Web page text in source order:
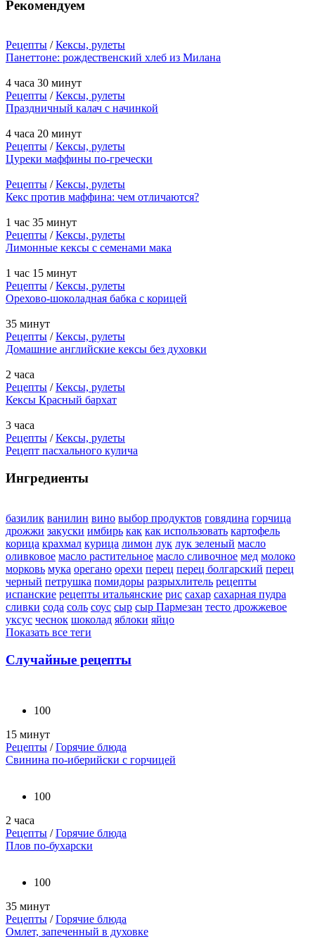
Рекомендуем
Рецепты /Кексы, рулеты
Панеттоне: рождественский хлеб из Милана
4 часа 30 минут
Рецепты /Кексы, рулеты
Праздничный калач с начинкой
4 часа 20 минут
Рецепты /Кексы, рулеты
Цуреки маффины по-гречески
Рецепты /Кексы, рулеты
Кекс против маффина: чем отличаются?
1 час 35 минут
Рецепты /Кексы, рулеты
Лимонные кексы с семенами мака
1 час 15 минут
Рецепты /Кексы, рулеты
Орехово-шоколадная бабка с корицей
35 минут
Рецепты /Кексы, рулеты
Домашние английские кексы без духовки
2 часа
Рецепты /Кексы, рулеты
Кексы Красный бархат
3 часа
Рецепты /Кексы, рулеты
Рецепт пасхального кулича
Ингредиенты
базилик ванилин вино выбор продуктов говядина горчица
дрожжи закуски имбирь как как использовать картофель
корица крахмал курица лимон лук лук зеленый масло
оливковое масло растительное масло сливочное мед молоко
морковь мука орегано орехи перец перец болгарский перец
черный петрушка помидоры разрыхлитель рецепты
испанские рецепты итальянские рис сахар сахарная пудра
сливки сода соль соус сыр сыр Пармезан тесто дрожжевое
уксус чеснок шоколад яблоки яйцо
Показать все теги
Случайные рецепты
100
15 минут
Рецепты /Горячие блюда
Свинина по-иберийски с горчицей
100
2 часа
Рецепты /Горячие блюда
Плов по-бухарски
100
35 минут
Рецепты /Горячие блюда
Омлет, запеченный в духовке